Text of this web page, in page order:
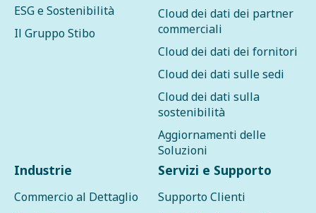
ESG e Sostenibilità
Il Gruppo Stibo
Cloud dei dati dei partner
commerciali
Cloud dei dati dei fornitori
Cloud dei dati sulle sedi
Cloud dei dati sulla
sostenibilità
Aggiornamenti delle
Soluzioni
Industrie
Commercio al Dettaglio
Servizi e Supporto
Supporto Clienti